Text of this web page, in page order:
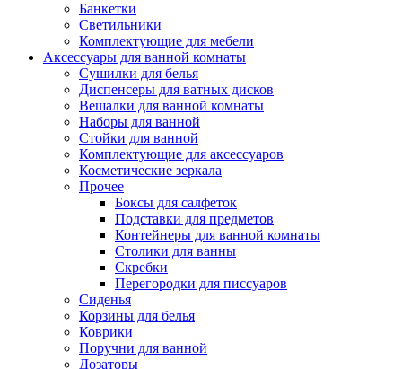
Банкетки
Светильники
Комплектующие для мебели
Аксессуары для ванной комнаты
Сушилки для белья
Диспенсеры для ватных дисков
Вешалки для ванной комнаты
Наборы для ванной
Стойки для ванной
Комплектующие для аксессуаров
Косметические зеркала
Прочее
Боксы для салфеток
Подставки для предметов
Контейнеры для ванной комнаты
Столики для ванны
Скребки
Перегородки для писсуаров
Сиденья
Корзины для белья
Коврики
Поручни для ванной
Дозаторы